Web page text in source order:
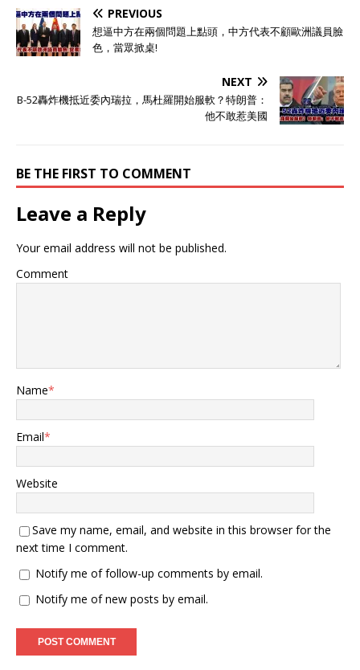
PREVIOUS
想逼中方在兩個問題上點頭，中方代表不顧歐洲議員臉
色，當眾掀桌!
NEXT
B-52轟炸機抵近委內瑞拉，馬杜羅開始服軟？特朗普：
他不敢惹美國
BE THE FIRST TO COMMENT
Leave a Reply
Your email address will not be published.
Comment
Name*
Email*
Website
Save my name, email, and website in this browser for the
next time I comment.
Notify me of follow-up comments by email.
Notify me of new posts by email.